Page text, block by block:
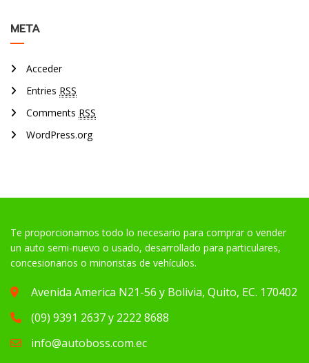
META
Acceder
Entries RSS
Comments RSS
WordPress.org
Te proporcionamos todo lo necesario para comprar o vender
un auto semi-nuevo o usado, desarrollado para particulares,
concesionarios o minoristas de vehículos.
Avenida America N21-56 y Bolivia, Quito, EC. 170402
(09) 9391 2637 y 2222 8688
info@autoboss.com.ec